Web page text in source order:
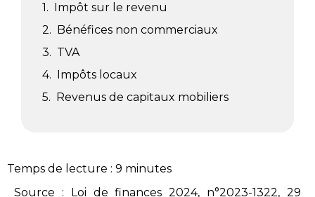
Impôt sur le revenu
Bénéfices non commerciaux
TVA
Impôts locaux
Revenus de capitaux mobiliers
Temps de lecture : 9 minutes
Source :
Loi de finances 2024, n°2023-1322, 29